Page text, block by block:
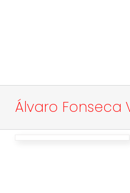
Álvaro Fonseca